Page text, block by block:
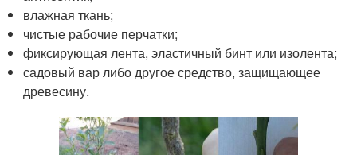
влажная ткань;
чистые рабочие перчатки;
фиксирующая лента, эластичный бинт или изолента;
садовый вар либо другое средство, защищающее
древесину.